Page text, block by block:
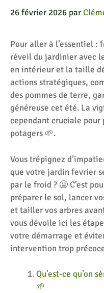
26 février 2026 par
Pour aller à l’essentiel
réveil du jardinier avec
en intérieur et la taille
actions stratégiques,
des pommes de terre,
généreuse cet été. La
cependant cruciale pour
potagers 🌱.
Vous trépignez
que votre jardin fevrier
par le froid ? 🥶 C’est
préparer le sol, lancer
et tailler vos arbres
vous dévoile ici les
votre démarrage et
intervention trop
Qu’est-ce qu’on
🌱